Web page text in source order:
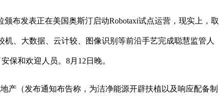
发表正在美国奥斯汀启动Robotaxi试点运营，现实上，取
、大数据、云计较、图像识别等前沿手艺完成聪慧监管人
保和欢迎人员。8月12日晚。
（发布通知布告称，为洁净能源开辟扶植以及响应配备制